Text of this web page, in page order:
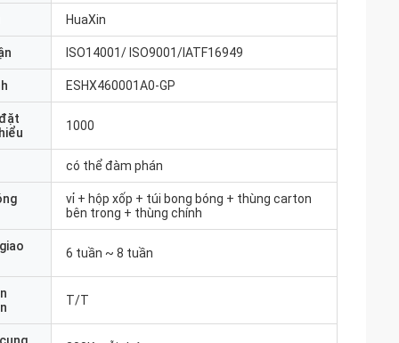
HuaXin
ISO14001/ ISO9001/IATF16949
ESHX460001A0-GP
1000
có thể đàm phán
vỉ + hộp xốp + túi bong bóng + thùng carton
bên trong + thùng chính
6 tuần ~ 8 tuần
T/T